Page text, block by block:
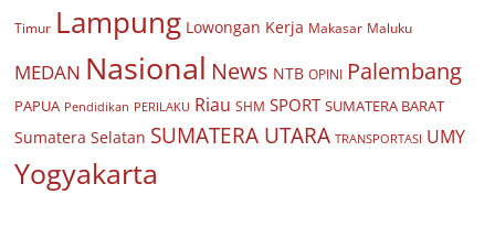
Timur Lampung Lowongan Kerja Makasar Maluku
MEDAN Nasional News NTB OPINI Palembang
PAPUA Pendidikan PERILAKU Riau SHM SPORT SUMATERA BARAT
Sumatera Selatan SUMATERA UTARA TRANSPORTASI UMY
Yogyakarta